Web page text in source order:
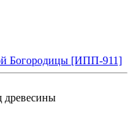
Богородицы [ИПП-911]
древесины